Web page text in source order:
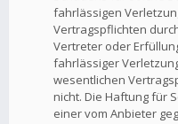
fahrlässigen
Vertragspflichten
Vertreter oder
fahrlässiger
wesentlichen
nicht. Die Haftung für
einer vom Anbieter